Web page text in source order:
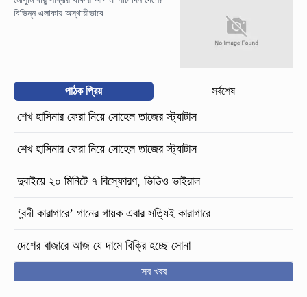
বিভিন্ন এলাকায় অস্থায়ীভাবে...
পাঠক প্রিয় সর্বশেষ
শেখ হাসিনার ফেরা নিয়ে সোহেল তাজের স্ট্যাটাস
শেখ হাসিনার ফেরা নিয়ে সোহেল তাজের স্ট্যাটাস
দুবাইয়ে ২০ মিনিটে ৭ বিস্ফোরণ, ভিডিও ভাইরাল
‘বন্দী কারাগারে’ গানের গায়ক এবার সত্যিই কারাগারে
দেশের বাজারে আজ যে দামে বিক্রি হচ্ছে সোনা
সব খবর